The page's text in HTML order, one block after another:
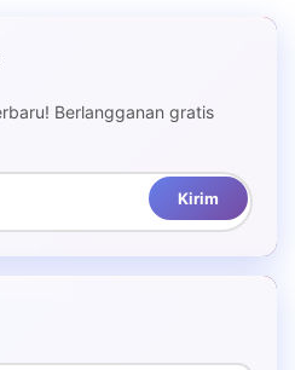
Berlangganan gratis
Kirim